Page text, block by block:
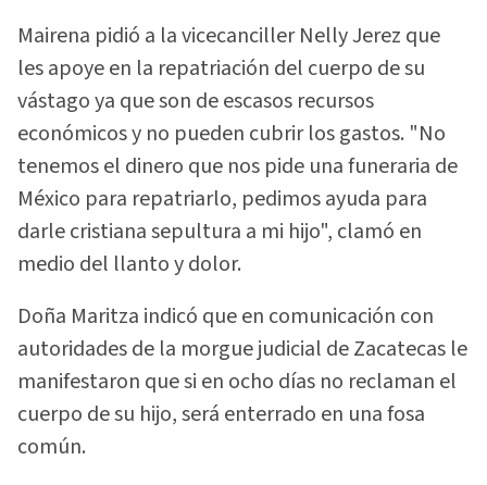
Mairena pidió a la vicecanciller Nelly Jerez que
les apoye en la repatriación del cuerpo de su
vástago ya que son de escasos recursos
económicos y no pueden cubrir los gastos. "No
tenemos el dinero que nos pide una funeraria de
México para repatriarlo, pedimos ayuda para
darle cristiana sepultura a mi hijo", clamó en
medio del llanto y dolor.
Doña Maritza indicó que en comunicación con
autoridades de la morgue judicial de Zacatecas le
manifestaron que si en ocho días no reclaman el
cuerpo de su hijo, será enterrado en una fosa
común.